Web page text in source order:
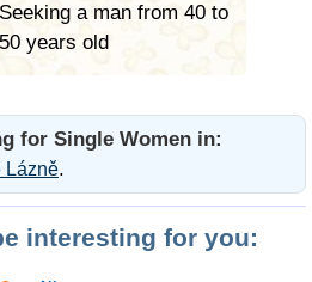
Seeking a man from 40 to
50 years old
for Single Women in:
Lázně.
interesting for you: